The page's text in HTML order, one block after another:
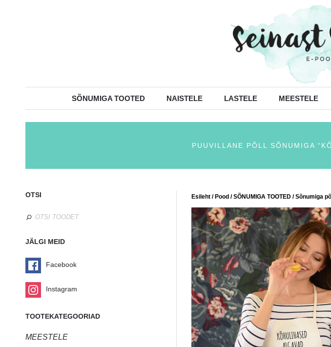
SÕNUMIGA TOOTED NAISTELE LASTELE MEESTELE
PUUVILLANE PÕLL SÕNUMIGA
Esileht /Pood /SÕNUMIGA TOOTED /Sõnumiga
OTSI
JÄLGI MEID
Facebook
Instagram
TOOTEKATEGOORIAD
MEESTELE